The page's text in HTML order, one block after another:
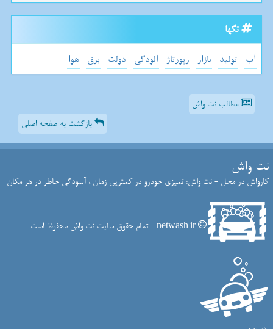
تگها
آب تولید بازار رپورتاژ آلودگی دولت برق هوا
مطالب نت واش
بازگشت به صفحه اصلی
نت واش
کارواش در محل - نت واش: تمیزی خودرو در کمترین زمان ، آسودگی خاطر در هر مکان
netwash.ir - تمام حقوق سایت نت واش محفوظ است